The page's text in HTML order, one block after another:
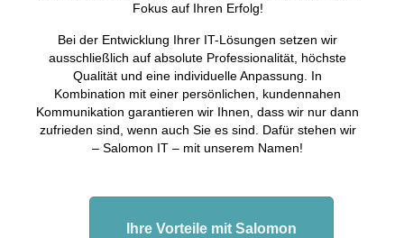
Fokus auf Ihren Erfolg!
Bei der Entwicklung Ihrer IT-Lösungen setzen wir
ausschließlich auf absolute Professionalität, höchste
Qualität und eine individuelle Anpassung. In
Kombination mit einer persönlichen, kundennahen
Kommunikation garantieren wir Ihnen, dass wir nur dann
zufrieden sind, wenn auch Sie es sind. Dafür stehen wir
– Salomon IT – mit unserem Namen!
Ihre Vorteile mit Salomon